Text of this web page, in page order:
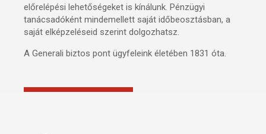
előrelépési lehetőségeket is kínálunk. Pénzügyi
tanácsadóként mindemellett saját időbeosztásban, a
saját elképzeléseid szerint dolgozhatsz.
A Generali biztos pont ügyfeleink életében 1831 óta.